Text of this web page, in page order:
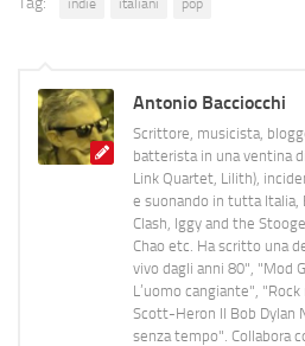
Antonio Bacciocchi
Scrittore, musicista,
batterista in una ventina
Link Quartet, Lilith),
e suonando in tutta Italia,
Clash, Iggy and the
Chao etc. Ha scritto una
vivo dagli anni 80", "Mod
L’uomo cangiante",
Scott-Heron Il Bob Dylan
senza tempo". Collabora